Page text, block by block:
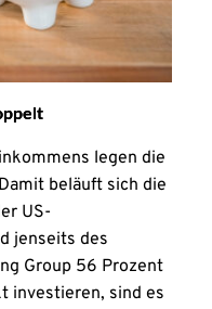
legen die
beläuft sich die
US-
jenseits des
Group 56 Prozent
investieren, sind es